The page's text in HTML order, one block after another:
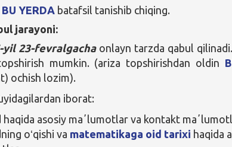
BU YERDA batafsil tanishib chiqing.
jarayoni:
yil 23-fevralgachaonlayn tarzda qabul
mumkin. (ariza topshirishdan oldin
ochish lozim).
iborat:
haqida asosiy maʼlumotlar va kontakt
oʻqishi va matematikaga oid tarixi haqida